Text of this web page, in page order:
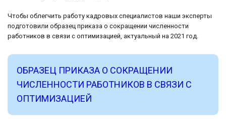
Чтобы облегчить работу кадровых специалистов наши эксперты
подготовили образец приказа о сокращении численности
работников в связи с оптимизацией, актуальный на 2021 год.
ОБРАЗЕЦ ПРИКАЗА О СОКРАЩЕНИИ
ЧИСЛЕННОСТИ РАБОТНИКОВ В СВЯЗИ С
ОПТИМИЗАЦИЕЙ